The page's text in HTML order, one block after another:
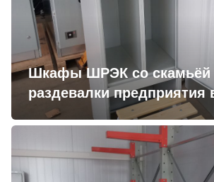
Шкафы ШРЭК со скамьёй
раздевалки предприятия